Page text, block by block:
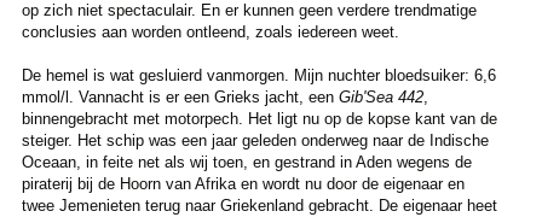
op zich niet spectaculair. En er kunnen geen verdere trendmatige
conclusies aan worden ontleend, zoals iedereen weet.
De hemel is wat gesluierd vanmorgen. Mijn nuchter bloedsuiker: 6,6
mmol/l. Vannacht is er een Grieks jacht, een Gib'Sea 442,
binnengebracht met motorpech. Het ligt nu op de kopse kant van de
steiger. Het schip was een jaar geleden onderweg naar de Indische
Oceaan, in feite net als wij toen, en gestrand in Aden wegens de
piraterij bij de Hoorn van Afrika en wordt nu door de eigenaar en
twee Jemenieten terug naar Griekenland gebracht. De eigenaar heet